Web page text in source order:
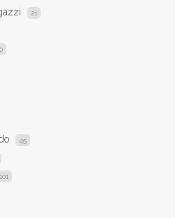
21
45
101